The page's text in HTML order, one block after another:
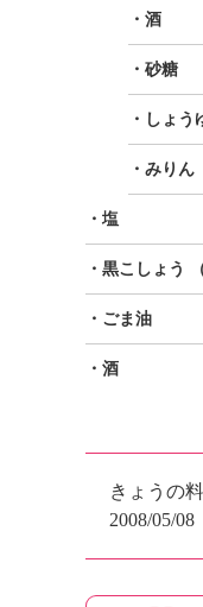
・酒
・砂糖
・しょう
・みりん
・塩
・黒こしょう
・ごま油
・酒
きょうの
2008/05/08